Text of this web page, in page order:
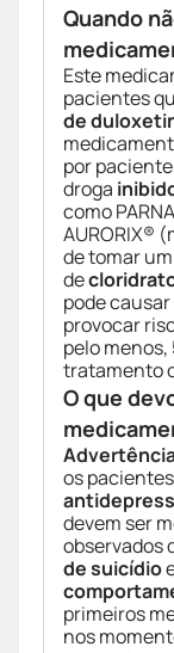
Quando
Este
pacientes
de
por
droga
como
AURORIX®
de tomar
de
pode
provocar
pelo menos,
tratamento
O que
os
devem ser
observados
de suicídio
primeiros
nos